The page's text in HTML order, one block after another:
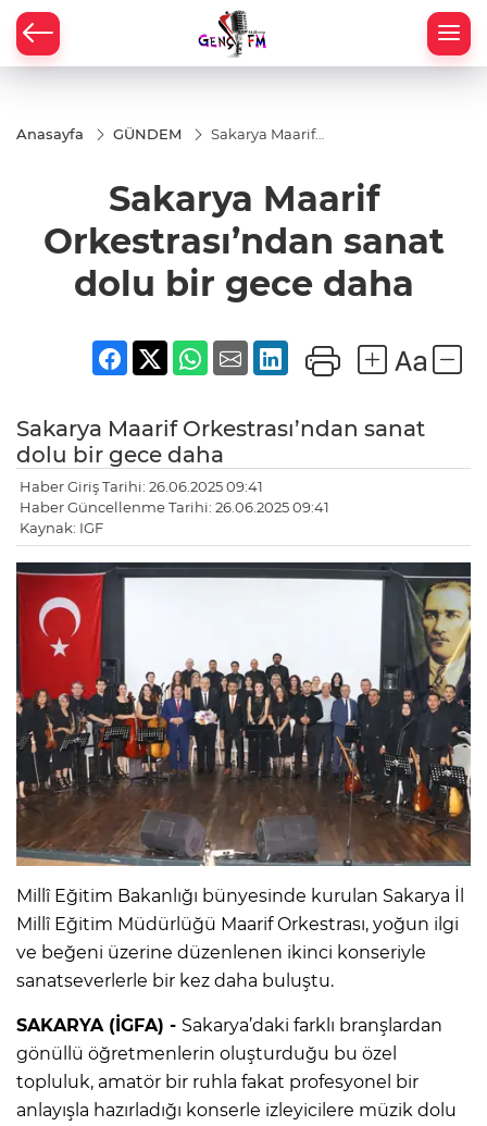
Anasayfa GÜNDEM
Sakarya Maarif
gece daha
Sakarya Maarif
Orkestrası’ndan sanat
dolu bir gece daha
Sakarya Maarif Orkestrası’ndan sanat
dolu bir gece daha
Haber Giriş Tarihi: 26.06.2025 09:41
Haber Güncellenme Tarihi: 26.06.2025 09:41
Kaynak: IGF
Millî Eğitim Bakanlığı bünyesinde kurulan Sakarya İl
Millî Eğitim Müdürlüğü Maarif Orkestrası, yoğun ilgi
ve beğeni üzerine düzenlenen ikinci konseriyle
sanatseverlerle bir kez daha buluştu.
SAKARYA (İGFA) - Sakarya’daki farklı branşlardan
gönüllü öğretmenlerin oluşturduğu bu özel
topluluk, amatör bir ruhla fakat profesyonel bir
anlayışla hazırladığı konserle izleyicilere müzik dolu